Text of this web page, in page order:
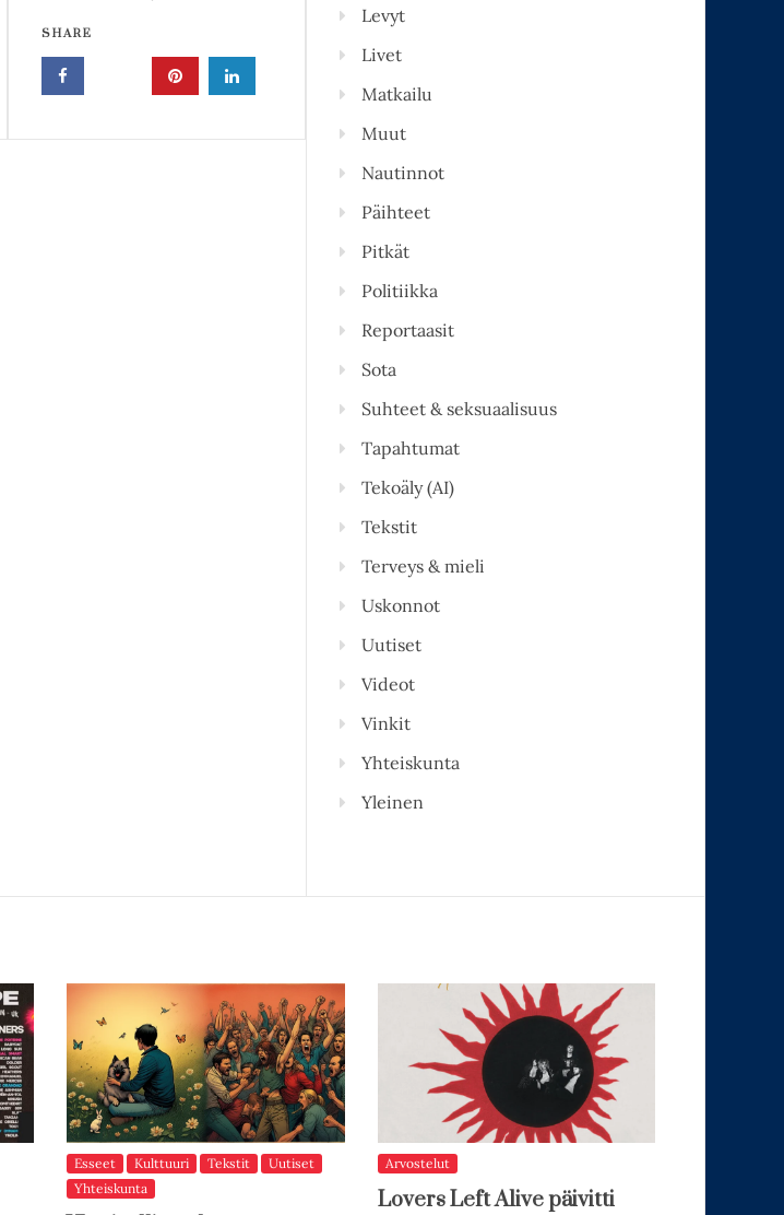
SHARE
Levyt
Livet
Matkailu
Muut
Nautinnot
Päihteet
Pitkät
Politiikka
Reportaasit
Sota
Suhteet & seksuaalisuus
Tapahtumat
Tekoäly (AI)
Tekstit
Terveys & mieli
Uskonnot
Uutiset
Videot
Vinkit
Yhteiskunta
Yleinen
Esseet Kulttuuri Tekstit
Uutiset
Yhteiskunta
Arvostelut
Lovers Left Alive päivitti